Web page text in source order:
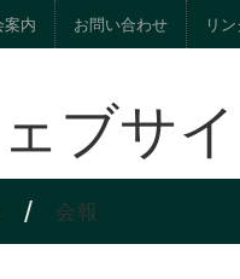
案内 お問い合わせ リン
ブサイ
会報